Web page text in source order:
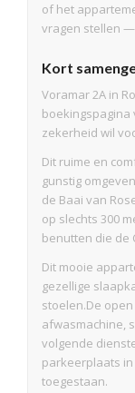
of het
vragen stellen
Kort
Voramar 2A in
boekingspagina
zekerheid wil
Dit ruime en
gunstig
de Baai van
op slechts 300
benutten die de
Dit mooie
gezellige
stoelen.De
afwasmachine,
volgende
parkeerplaats
toegestaan.